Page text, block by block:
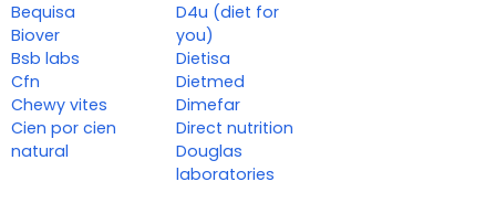
Bequisa
Biover
Bsb labs
Cfn
Chewy vites
Cien por cien
natural
D4u (diet for
you)
Dietisa
Dietmed
Dimefar
Direct nutrition
Douglas
laboratories